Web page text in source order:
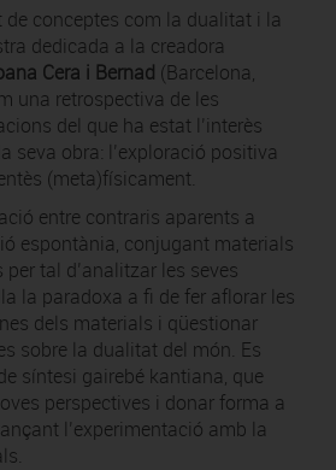
conceptes com la dualitat i la
dedicada a la creadora
Cera i Bernad (Barcelona,
una retrospectiva de les
del que ha estat l’interès
seva obra: l’exploració positiva
(meta)físicament.
entre contraris aparents a
espontània, conjugant materials
tal d’analitzar les seves
la paradoxa a fi de fer aflorar les
dels materials i qüestionar
sobre la dualitat del món. Es
síntesi gairebé kantiana, que
perspectives i donar forma a
l’experimentació amb la